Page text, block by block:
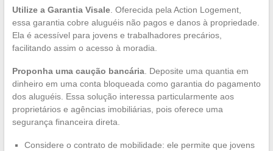
Utilize a Garantia Visale. Oferecida pela Action Logement,
essa garantia cobre aluguéis não pagos e danos à propriedade.
Ela é acessível para jovens e trabalhadores precários,
facilitando assim o acesso à moradia.
Proponha uma caução bancária. Deposite uma quantia em
dinheiro em uma conta bloqueada como garantia do pagamento
dos aluguéis. Essa solução interessa particularmente aos
proprietários e agências imobiliárias, pois oferece uma
segurança financeira direta.
Considere o contrato de mobilidade: ele permite que jovens